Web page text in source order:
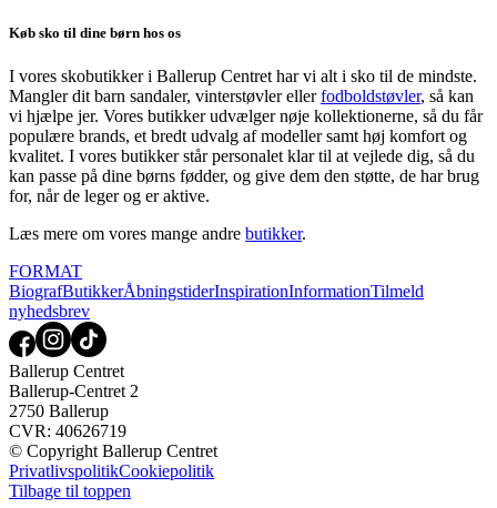
Køb sko til dine børn hos os
I vores skobutikker i Ballerup Centret har vi alt i sko til de mindste.
Mangler dit barn sandaler, vinterstøvler ellerfodboldstøvler, så kan
vi hjælpe jer. Vores butikker udvælger nøje kollektionerne, så du får
populære brands, et bredt udvalg af modeller samt høj komfort og
kvalitet. I vores butikker står personalet klar til at vejlede dig, så du
kan passe på dine børns fødder, og give dem den støtte, de har brug
for, når de leger og er aktive.
Læs mere om vores mange andre butikker.
FORMAT
BiografButikkerÅbningstiderInspirationInformationTilmeld
nyhedsbrev
Ballerup Centret
Ballerup-Centret 2
2750 Ballerup
CVR: 40626719
© Copyright Ballerup Centret
PrivatlivspolitikCookiepolitik
Tilbage til toppen